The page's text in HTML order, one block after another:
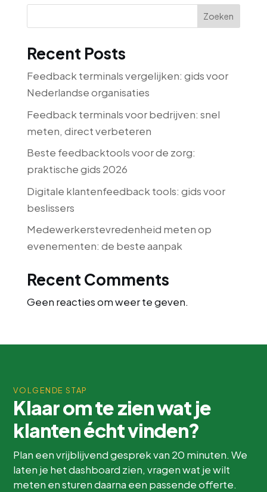
Zoeken
Recent Posts
Feedback terminals vergelijken: gids voor
Nederlandse organisaties
Feedback terminals voor bedrijven: snel
meten, direct verbeteren
Beste feedbacktools voor de zorg:
praktische gids 2026
Digitale klantenfeedback tools: gids voor
beslissers
Medewerkerstevredenheid meten op
evenementen: de beste aanpak
Recent Comments
Geen reacties om weer te geven.
VOLGENDE STAP
Klaar om te zien wat je
klanten écht vinden?
Plan een vrijblijvend gesprek van 20 minuten. We
laten je het dashboard zien, vragen wat je wilt
meten en sturen daarna een passende offerte.